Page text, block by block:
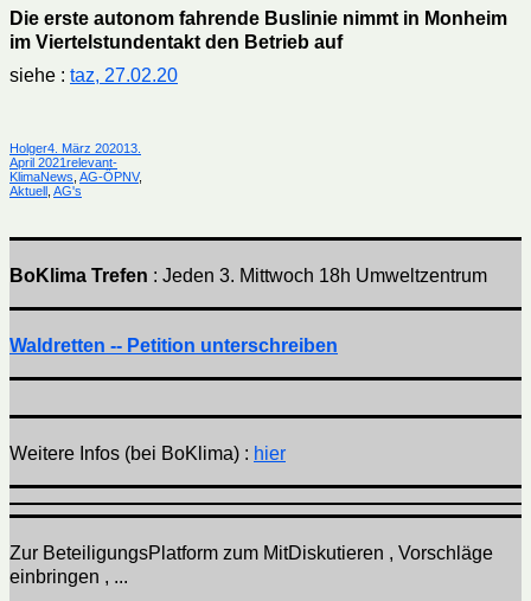
zum
Mobilität
Die erste autonom fahrende Buslinie nimmt in Monheim
im Viertelstundentakt den Betrieb auf
siehe : taz, 27.02.20
Autor
HolgerVeröffentlicht
am
4. März 202013.
April 2021 Kategorien
relevant-
KlimaNews AG-ÖPNV,
Aktuell
AG's
BoKlima Trefen : Jeden 3. Mittwoch 18h Umweltzentrum
Waldretten -- Petition unterschreiben
Weitere Infos (bei BoKlima) : hier
Zur BeteiligungsPlatform zum MitDiskutieren , Vorschläge
einbringen , ...